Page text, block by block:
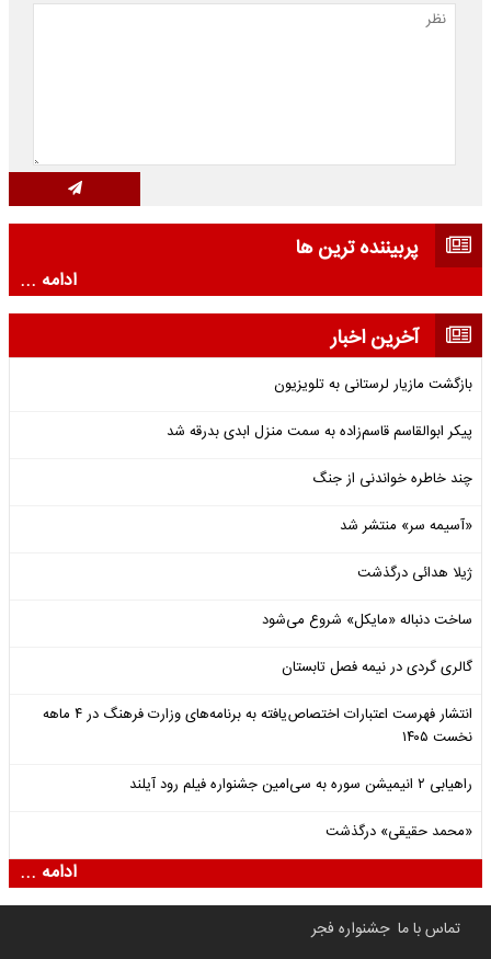
پربیننده ترین ها
ادامه ...
آخرین اخبار
بازگشت مازیار لرستانی به تلویزیون
پیکر ابوالقاسم قاسم‌زاده به سمت منزل ابدی بدرقه شد
چند خاطره خواندنی از جنگ
«آسیمه سر» منتشر شد
ژیلا هدائی درگذشت
ساخت دنباله «مایکل» شروع می‌شود
گالری گردی در نیمه فصل تابستان
انتشار فهرست اعتبارات اختصاص‌یافته به برنامه‌های وزارت فرهنگ در ۴ ماهه
نخست ۱۴۰۵
راهیابی ۲ انیمیشن سوره به سی‌امین جشنواره فیلم رود آیلند
«محمد حقیقی» درگذشت
ادامه ...
تماس با ما جشنواره فجر